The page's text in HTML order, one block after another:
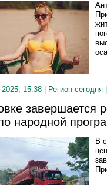
15:38 | Регион сегодня |
завершается
народной
В